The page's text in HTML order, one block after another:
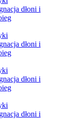
dłoni i
dłoni i
dłoni i
dłoni i